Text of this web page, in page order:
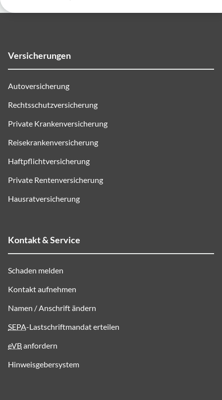
Versicherungen
Autoversicherung
Rechtsschutzversicherung
Private Krankenversicherung
Reisekrankenversicherung
Haftpflichtversicherung
Private Rentenversicherung
Hausratversicherung
Kontakt & Service
Schaden melden
Kontakt aufnehmen
Namen / Anschrift ändern
SEPA-Lastschriftmandat erteilen
eVBanfordern
Hinweisgebersystem